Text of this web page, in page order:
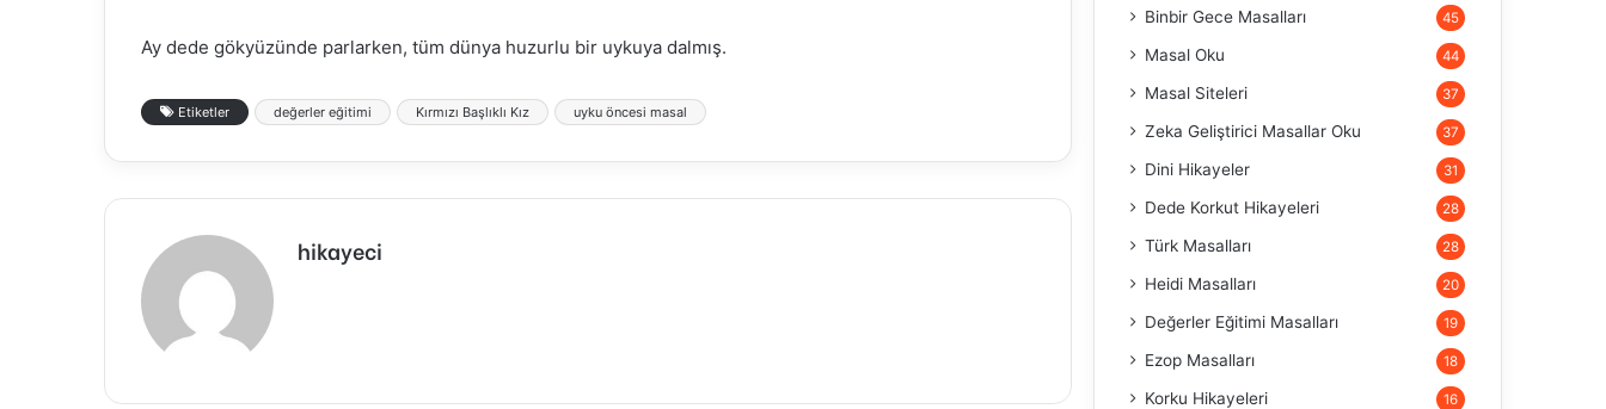
Ay dede gökyüzünde parlarken, tüm dünya huzurlu bir uykuya dalmış.
Etiketler değerler eğitimi Kırmızı Başlıklı Kız uyku öncesi masal
hikayeci
Binbir Gece Masalları 45
Masal Oku 44
Masal Siteleri 37
Zeka Geliştirici Masallar Oku 37
Dini Hikayeler 31
Dede Korkut Hikayeleri 28
Türk Masalları 28
Heidi Masalları 20
Değerler Eğitimi Masalları 19
Ezop Masalları 18
Korku Hikayeleri 16